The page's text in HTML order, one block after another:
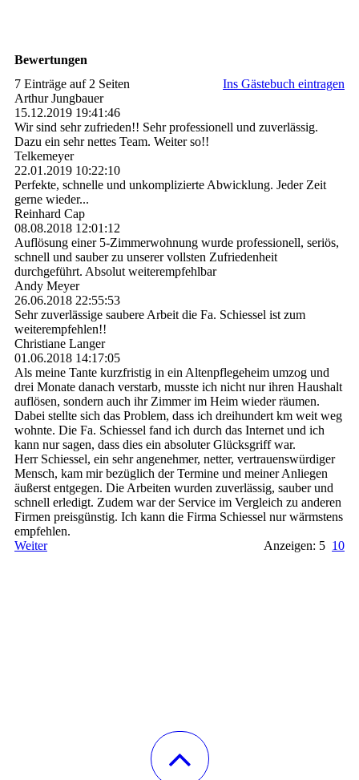
Bewertungen
7 Einträge auf 2 Seiten
Ins Gästebuch eintragen
Arthur Jungbauer
15.12.2019 19:41:46
Wir sind sehr zufrieden!! Sehr professionell und zuverlässig.
Dazu ein sehr nettes Team. Weiter so!!
Telkemeyer
22.01.2019 10:22:10
Perfekte, schnelle und unkomplizierte Abwicklung. Jeder Zeit
gerne wieder...
Reinhard Cap
08.08.2018 12:01:12
Auflösung einer 5-Zimmerwohnung wurde professionell, seriös,
schnell und sauber zu unserer vollsten Zufriedenheit
durchgeführt. Absolut weiterempfehlbar
Andy Meyer
26.06.2018 22:55:53
Sehr zuverlässige saubere Arbeit die Fa. Schiessel ist zum
weiterempfehlen!!
Christiane Langer
01.06.2018 14:17:05
Als meine Tante kurzfristig in ein Altenpflegeheim umzog und
drei Monate danach verstarb, musste ich nicht nur ihren Haushalt
auflösen, sondern auch ihr Zimmer im Heim wieder räumen.
Dabei stellte sich das Problem, dass ich dreihundert km weit weg
wohnte. Die Fa. Schiessel fand ich durch das Internet und ich
kann nur sagen, dass dies ein absoluter Glücksgriff war.
Herr Schiessel, ein sehr angenehmer, netter, vertrauenswürdiger
Mensch, kam mir bezüglich der Termine und meiner Anliegen
äußerst entgegen. Die Arbeiten wurden zuverlässig, sauber und
schnell erledigt. Zudem war der Service im Vergleich zu anderen
Firmen preisgünstig. Ich kann die Firma Schiessel nur wärmstens
empfehlen.
Weiter
Anzeigen: 5 10